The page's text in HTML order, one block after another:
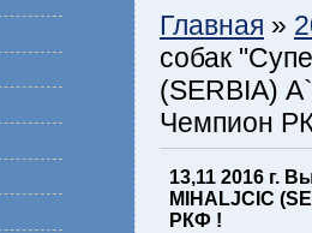
Главная »
собак
(SERBIA)
Чемпион
13,11 2016 г.
MIHALJCIC
РКФ !